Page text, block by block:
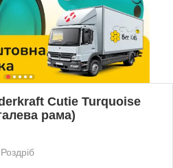
Cutie Turquoise
рама)
Роздріб